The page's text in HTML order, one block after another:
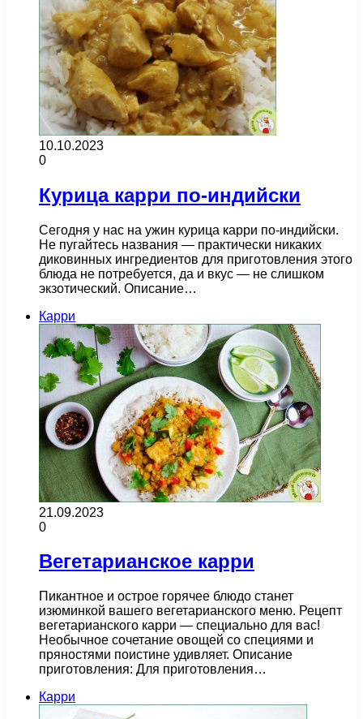
10.10.2023
0
Курица карри по-индийски
Сегодня у нас на ужин курица карри по-индийски.
Не пугайтесь названия — практически никаких
диковинных ингредиентов для приготовления этого
блюда не потребуется, да и вкус — не слишком
экзотический. Описание…
Карри
21.09.2023
0
Вегетарианское карри
Пикантное и острое горячее блюдо станет
изюминкой вашего вегетарианского меню. Рецепт
вегетарианского карри — специально для вас!
Необычное сочетание овощей со специями и
пряностями поистине удивляет. Описание
приготовления: Для приготовления…
Карри